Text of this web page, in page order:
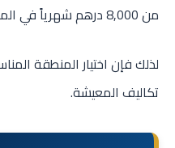
من 8,000 درهم شهرياً في المناطق الفاخرة.
لذلك فإن اختيار المنطقة
تكاليف المعيشة.